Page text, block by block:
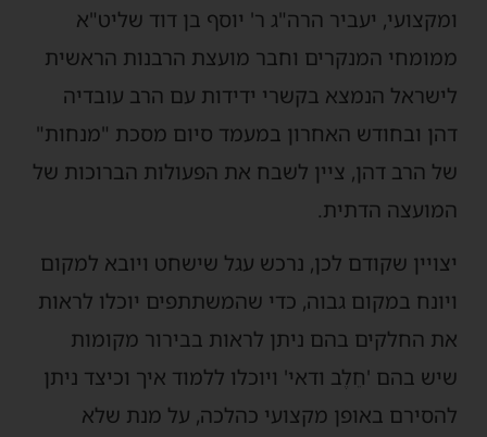
ומקצועי, יעביר הרה"ג ר' יוסף בן דוד שליט"א
ממומחי המנקרים וחבר מועצת הרבנות הראשית
לישראל הנמצא בקשרי ידידות עם הרב עובדיה
דהן ובחודש האחרון במעמד סיום מסכת "מנחות"
של הרב דהן, ציין לשבח את הפעולות הברוכות של
המועצה הדתית.
יצויין שקודם לכן, נרכש עגל שישחט ויובא למקום
ויונח במקום גבוה, כדי שהמשתתפים יוכלו לראות
את החלקים בהם ניתן לראות בבירור מקומות
שיש בהם 'חֵלֶב ודאי' ויוכלו ללמוד איך וכיצד ניתן
להסירם באופן מקצועי כהלכה, על מנת שלא